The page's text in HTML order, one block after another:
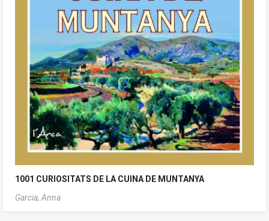
1001 CURIOSITATS DE LA CUINA DE MUNTANYA
Garcia, Anna